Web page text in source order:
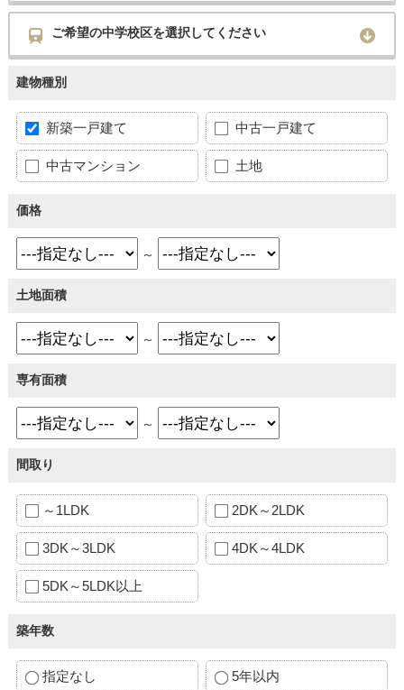
ご希望の中学校区を選択してください
建物種別
新築一戸建て 中古一戸建て
中古マンション 土地
価格
～
土地面積
～
専有面積
～
間取り
～1LDK 2DK～2LDK
3DK～3LDK 4DK～4LDK
5DK～5LDK以上
築年数
指定なし 5年以内